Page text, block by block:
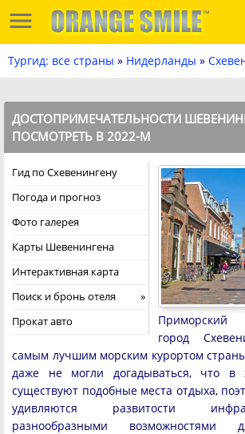
Тургид: все страны » Нидерланды »
ДОСТОПРИМЕЧАТЕЛЬНОСТИ
ПОСМОТРЕТЬ В 2022-М
Гид по Схевенингену
Погода и прогноз
Фото галерея
Карты Шевенингена
Интерактивная карта
Поиск и бронь отеля
Прокат авто
Приморский
город
самым лучшим морским курортом
даже не могли догадываться, что в
существуют подобные места отдыха,
удивляются развитости
разнообразными возможностями